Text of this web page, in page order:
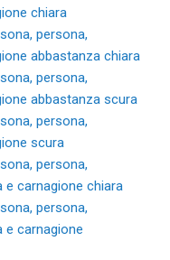
chiara
persona,
abbastanza chiara
persona,
abbastanza scura
persona,
scura
persona,
e carnagione chiara
persona,
e carnagione